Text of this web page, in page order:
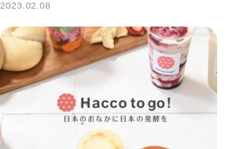
2023.02.08